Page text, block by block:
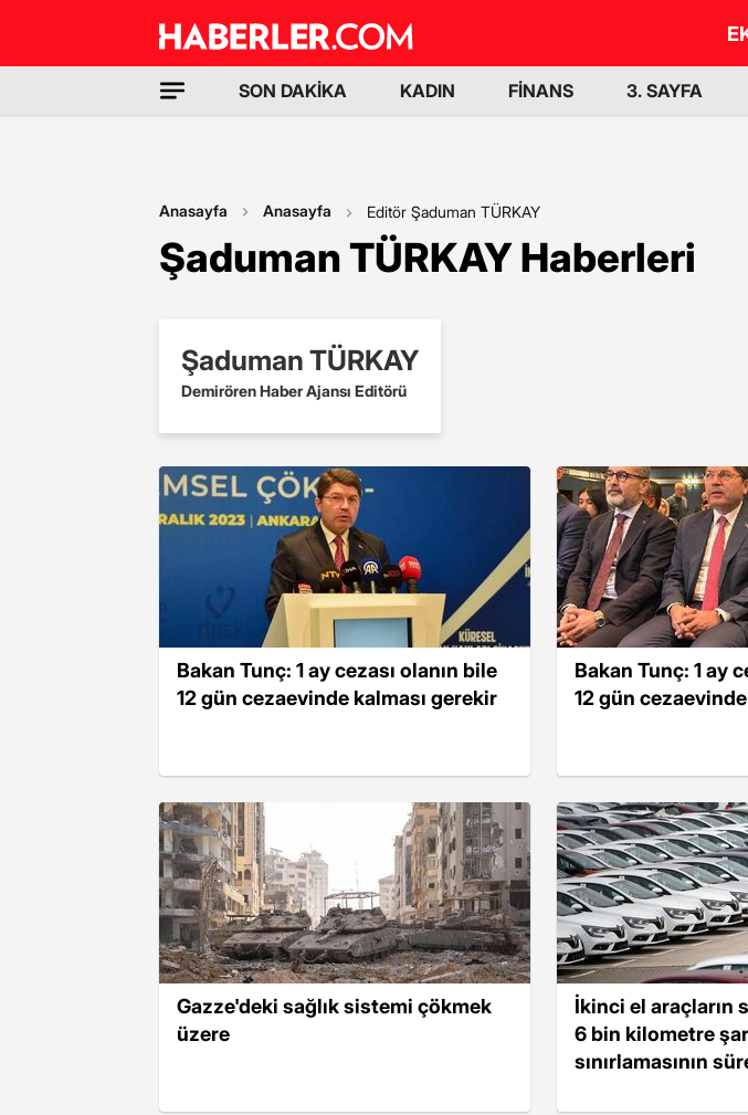
SON DAKİKA KADIN FİNANS 3. SAYFA
Anasayfa Anasayfa Editör Şaduman TÜRKAY
Şaduman TÜRKAY Haberleri
Şaduman TÜRKAY
Demirören Haber Ajansı Editörü
Bakan Tunç: 1 ay cezası olanın bile
12 gün cezaevinde kalması gerekir
Bakan Tunç: 1 ay
12 gün
Gazze'deki sağlık sistemi çökmek
üzere
İkinci el araçların
6 bin kilometre
sınırlamasının